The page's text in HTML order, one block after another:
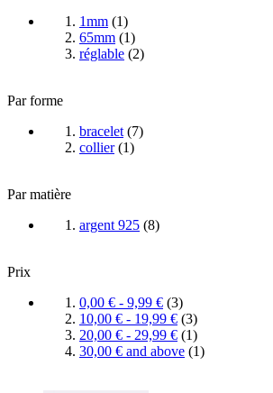
1mm (1)
65mm (1)
réglable (2)
Par forme
bracelet (7)
collier (1)
Par matière
argent 925 (8)
Prix
0,00 € - 9,99 € (3)
10,00 € - 19,99 € (3)
20,00 € - 29,99 € (1)
30,00 € and above (1)